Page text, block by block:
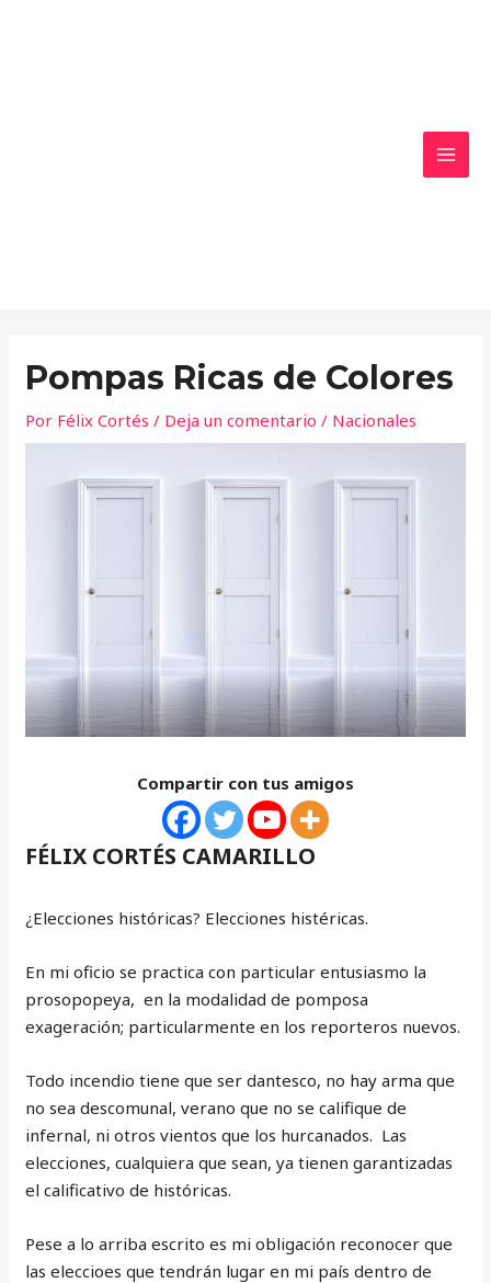
Pompas Ricas de Colores
Por Félix Cortés/ Deja un comentario / Nacionales
Compartir con tus amigos
FÉLIX CORTÉS CAMARILLO
¿Elecciones históricas? Elecciones histéricas.
En mi oficio se practica con particular entusiasmo la
prosopopeya, en la modalidad de pomposa
exageración; particularmente en los reporteros nuevos.
Todo incendio tiene que ser dantesco, no hay arma que
no sea descomunal, verano que no se califique de
infernal, ni otros vientos que los hurcanados. Las
elecciones, cualquiera que sean, ya tienen garantizadas
el calificativo de históricas.
Pese a lo arriba escrito es mi obligación reconocer que
las eleccioes que tendrán lugar en mi país dentro de